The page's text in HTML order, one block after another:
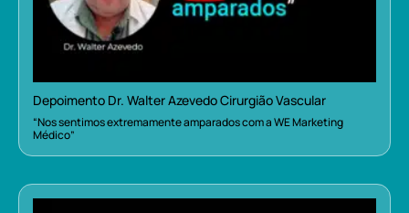
Depoimento Dr. Walter Azevedo Cirurgião Vascular
“Nos sentimos extremamente amparados com a WE Marketing
Médico”